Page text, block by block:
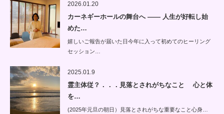
2026.01.20
カーネギーホールの舞台へ —— 人生が好転し始
めた…
嬉しいご報告が届いた日今年に入って初めてのヒーリング
セッション…
2025.01.9
霊主体従？．．．見落とされがちなこと 心と体
を…
(2025年元旦の朝日）見落とされがちな重要なこと心身…